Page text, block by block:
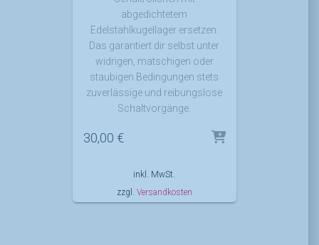
abgedichtetem
Edelstahlkugellager ersetzen.
Das garantiert dir selbst unter
widrigen, matschigen oder
staubigen Bedingungen stets
zuverlässige und reibungslose
Schaltvorgänge.
30,00 €
inkl. MwSt.
zzgl. Versandkosten